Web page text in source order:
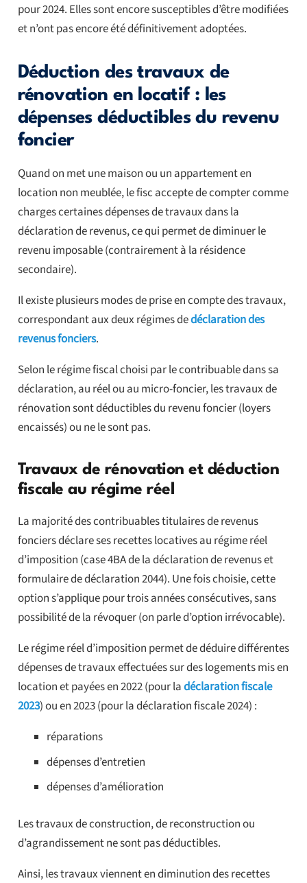
pour 2024. Elles sont encore susceptibles d’être modifiées
et n’ont pas encore été définitivement adoptées.
Déduction des travaux de
rénovation en locatif : les
dépenses déductibles du revenu
foncier
Quand on met une maison ou un appartement en
location non meublée, le fisc accepte de compter comme
charges certaines dépenses de travaux dans la
déclaration de revenus, ce qui permet de diminuer le
revenu imposable (contrairement à la résidence
secondaire).
Il existe plusieurs modes de prise en compte des travaux,
correspondant aux deux régimes dedéclaration des
revenus fonciers.
Selon le régime fiscal choisi par le contribuable dans sa
déclaration, au réel ou au micro-foncier, les travaux de
rénovation sont déductibles du revenu foncier (loyers
encaissés) ou ne le sont pas.
Travaux de rénovation et déduction
fiscale au régime réel
La majorité des contribuables titulaires de revenus
fonciers déclare ses recettes locatives au régime réel
d’imposition (case 4BA de la déclaration de revenus et
formulaire de déclaration 2044). Une fois choisie, cette
option s’applique pour trois années consécutives, sans
possibilité de la révoquer (on parle d’option irrévocable).
Le régime réel d’imposition permet de déduire différentes
dépenses de travaux effectuées sur des logements mis en
location et payées en 2022 (pour ladéclaration fiscale
2023) ou en 2023 (pour la déclaration fiscale 2024) :
réparations
dépenses d’entretien
dépenses d’amélioration
Les travaux de construction, de reconstruction ou
d’agrandissement ne sont pas déductibles.
Ainsi, les travaux viennent en diminution des recettes